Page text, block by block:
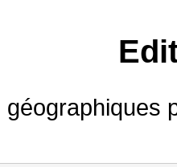
géographiques